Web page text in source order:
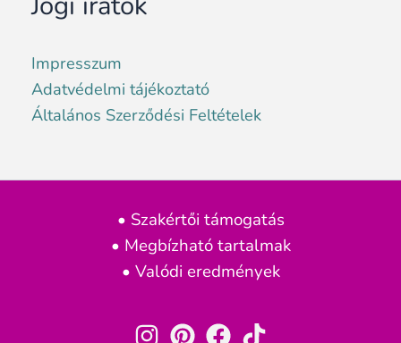
Impresszum
Adatvédelmi tájékoztató
Általános Szerződési Feltételek
• Szakértői támogatás
• Megbízható tartalmak
• Valódi eredmények